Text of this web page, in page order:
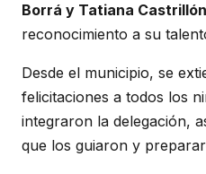
Borrá y Tatiana Castrillón
reconocimiento a su
Desde el municipio, se
felicitaciones a todos los
integraron la delegación,
que los guiaron y